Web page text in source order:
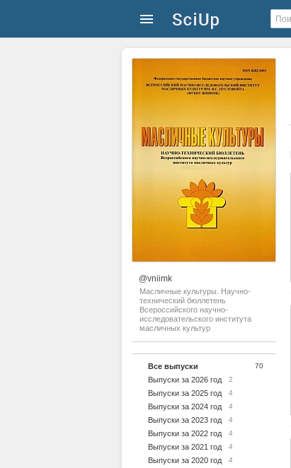
@vniimk
Масличные культуры. Научно-
технический бюллетень
Всероссийского научно-
исследовательского института
масличных культур
Все выпуски 70
Выпуски за 2026 год 2
Выпуски за 2025 год 4
Выпуски за 2024 год 4
Выпуски за 2023 год 4
Выпуски за 2022 год 4
Выпуски за 2021 год 4
Выпуски за 2020 год 4